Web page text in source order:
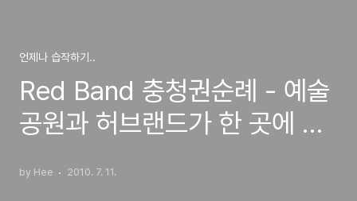
언제나 습작하기..
Red Band 충청권순례 - 예술
공원과 허브랜드가 한 곳에 개
by Hee 2010. 7. 11.